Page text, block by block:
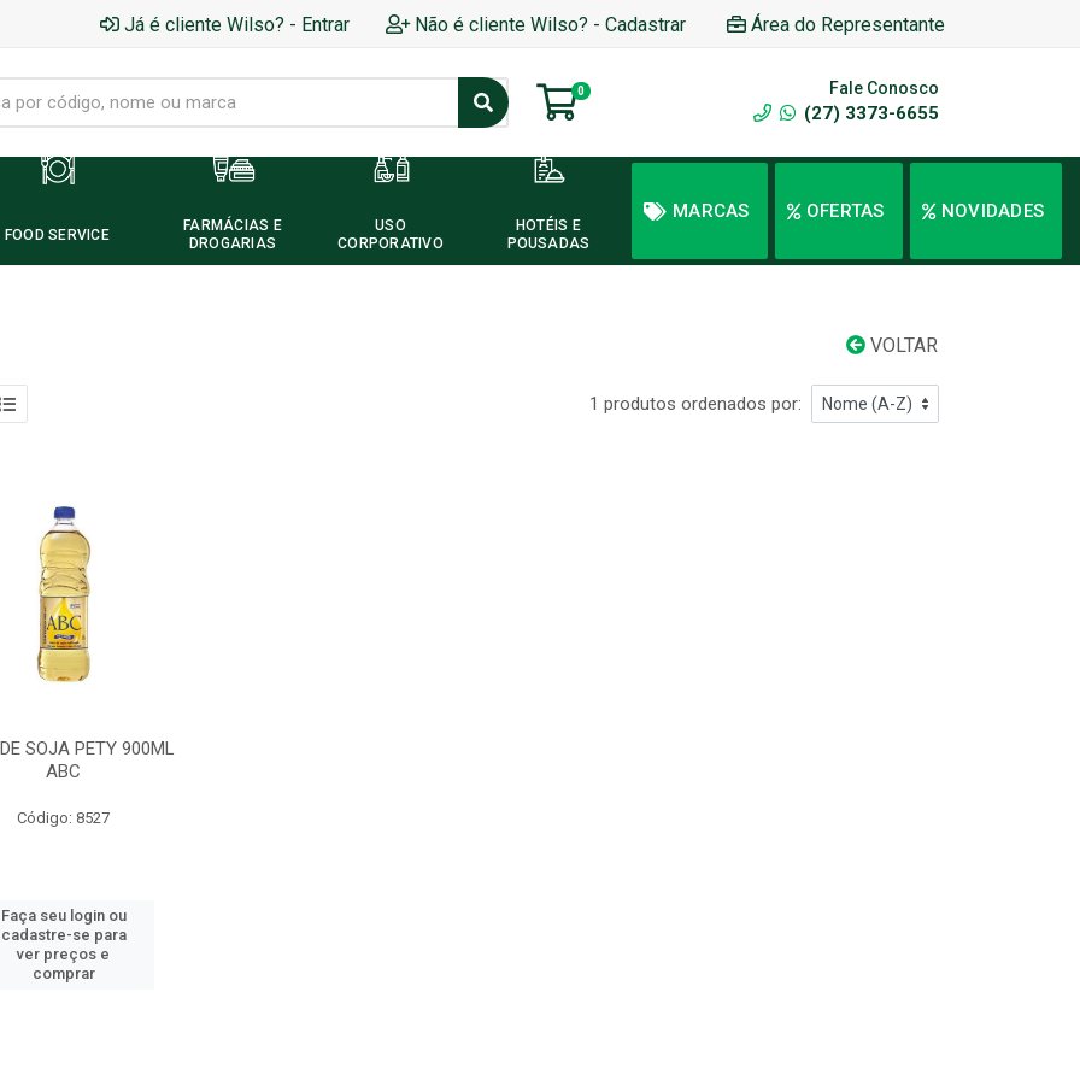
Já é cliente Wilso? - Entrar Não é cliente Wilso? - Cadastrar Área do Representante
0 Fale Conosco
(27) 3373-6655
FOOD SERVICE
FARMÁCIAS E
DROGARIAS
USO
CORPORATIVO
HOTÉIS E
POUSADAS
MARCAS OFERTAS NOVIDADES
VOLTAR
1 produtos ordenados por:
SOJA PETY 900ML
ABC
Código: 8527
Faça seu login ou
cadastre-se para
ver preços e
comprar